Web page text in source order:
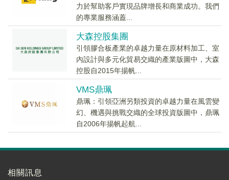
力於幫助客戶實現品牌增長和商業成功。我們
的專業服務涵蓋...
大森控股集團
引領膠合板產業的卓越力量在原材料加工、室
內設計與多元化貿易交織的產業版圖中，大森
控股自2015年揚帆...
VMS鼎珮
鼎珮：引領亞洲另類投資的卓越力量在風雲變
幻、機遇與挑戰交織的全球投資版圖中，鼎珮
自2006年揚帆起航...
相關訊息